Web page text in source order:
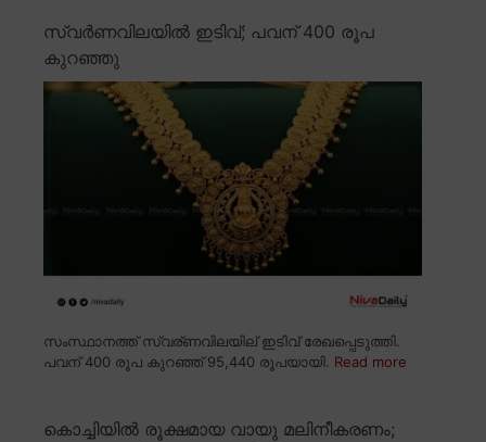
സ്വർണവിലയിൽ ഇടിവ്; പവന് 400 രൂപ
കുറഞ്ഞു
സംസ്ഥാനത്ത് സ്വര്ണവിലയില് ഇടിവ് രേഖപ്പെടുത്തി.
പവന് 400 രൂപ കുറഞ്ഞ് 95,440 രൂപയായി. Read more
കൊച്ചിയിൽ രൂക്ഷമായ വായു മലിനീകരണം;